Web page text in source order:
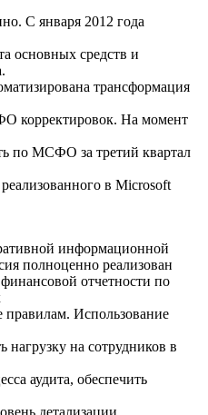
С января 2012 года
основных средств и
трансформация
корректировок. На момент
по МСФО за третий квартал
в Microsoft
информационной
полноценно реализован
отчетности по
Использование
нагрузку на сотрудников в
аудита, обеспечить